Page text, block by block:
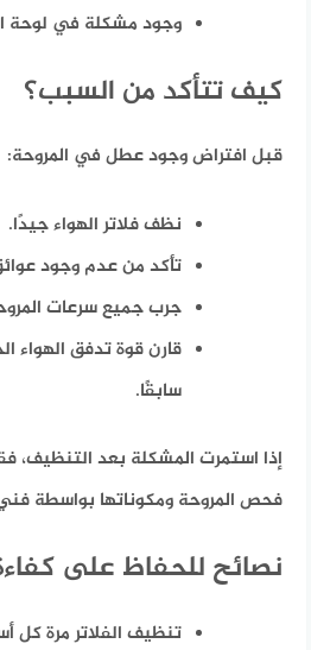
وجود مشكلة في لوحة
كيف تتأكد من السبب؟
قبل افتراض وجود عطل في المروحة:
نظف فلاتر الهواء جيدًا.
تأكد من عدم وجود
جرب جميع سرعات
قارن قوة تدفق الهواء
سابقًا.
إذا استمرت المشكلة بعد التنظيف،
فحص المروحة ومكوناتها بواسطة
نصائح للحفاظ على
تنظيف الفلاتر مرة كل